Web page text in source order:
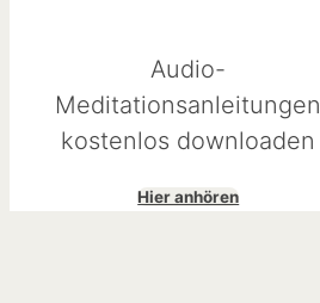
Audio-
Meditationsanleitungen
kostenlos downloaden
Hier anhören